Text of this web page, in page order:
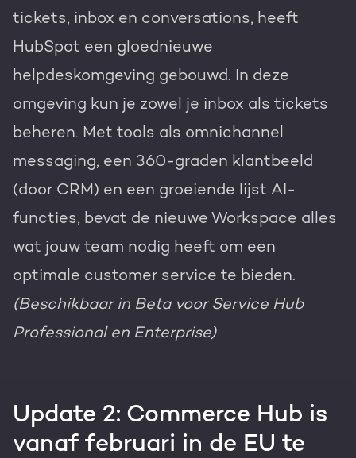
tickets, inbox en conversations, heeft
HubSpot een gloednieuwe
helpdeskomgeving gebouwd. In deze
omgeving kun je zowel je inbox als tickets
beheren. Met tools als omnichannel
messaging, een 360-graden klantbeeld
(door CRM) en een groeiende lijst AI-
functies, bevat de nieuwe Workspace alles
wat jouw team nodig heeft om een
optimale customer service te bieden.
(Beschikbaar in Beta voor Service Hub
Professional en Enterprise)
Update 2: Commerce Hub is
vanaf februari in de EU te